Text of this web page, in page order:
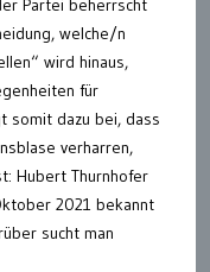
Partei beherrscht
welche/n
wird hinaus,
für
somit dazu bei, dass
verharren,
Hubert Thurnhofer
2021 bekannt
sucht man